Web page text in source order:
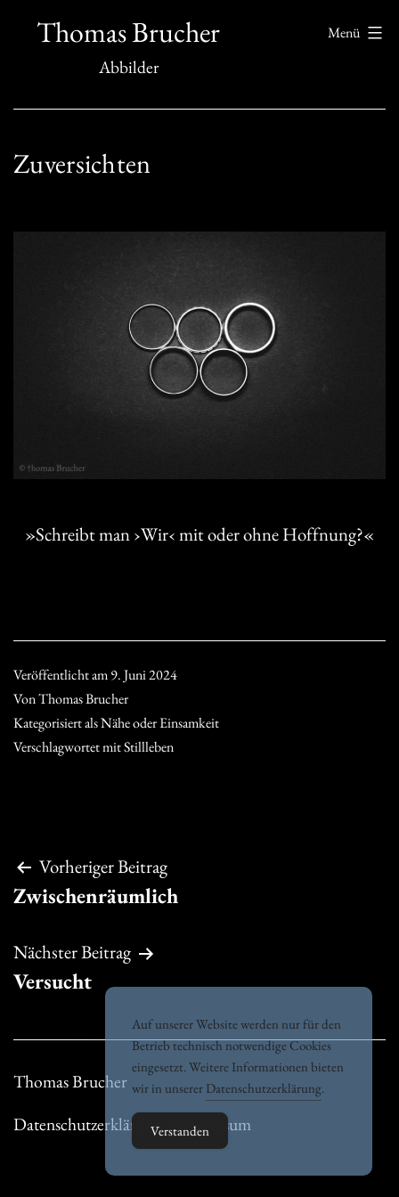
InhaltThomas Brucher
Abbilder
Menü
Zuversichten
»Schreibt man ›Wir‹ mit oder ohne Hoffnung?«
Veröffentlicht am9. Juni 2024
VonThomas Brucher
Kategorisiert alsNähe oder Einsamkeit
Verschlagwortet mitStillleben
Beitragsnavigation
Vorheriger Beitrag
Zwischenräumlich
Nächster Beitrag
Versucht
Thomas Brucher
Datenschutzerklärung / Impressum
Auf unserer Website werden nur für den
Betrieb technisch notwendige Cookies
eingesetzt. Weitere Informationen bieten
wir in unserer Datenschutzerklärung.
Verstanden